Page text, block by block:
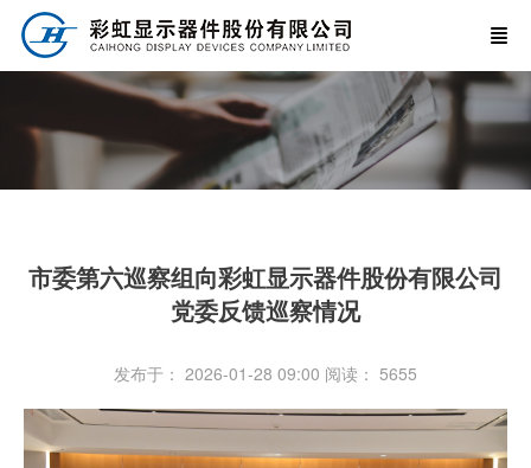
市委第六巡察组向彩虹显示器件股份有限公司
党委反馈巡察情况
发布于： 2026-01-28 09:00 阅读： 5655